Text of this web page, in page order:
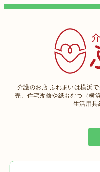
介護のお店 ふれあいは横浜
売、住宅改修や紙おむつ（横
生活用具